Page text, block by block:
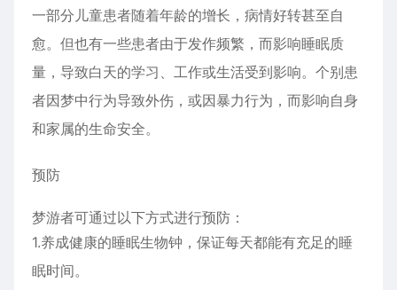
一部分儿童患者随着年龄的增长，病情好转甚至自
愈。但也有一些患者由于发作频繁，而影响睡眠质
量，导致白天的学习、工作或生活受到影响。个别患
者因梦中行为导致外伤，或因暴力行为，而影响自身
和家属的生命安全。
预防
梦游者可通过以下方式进行预防：
1.养成健康的睡眠生物钟，保证每天都能有充足的睡
眠时间。